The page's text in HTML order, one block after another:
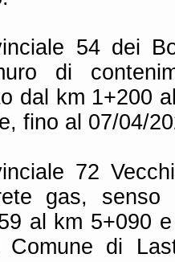
54 dei
di
dal km 1+200
fino al 07/04/
72
gas, senso
al km 5+090
Comune di